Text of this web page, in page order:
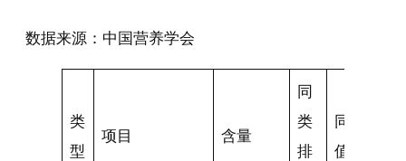
数据来源：中国营养学会
类
型
项目 含量
同
类
排
同类均
值